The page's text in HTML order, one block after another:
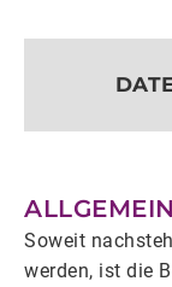
ALLGEMEIN
Soweit
werden, ist die